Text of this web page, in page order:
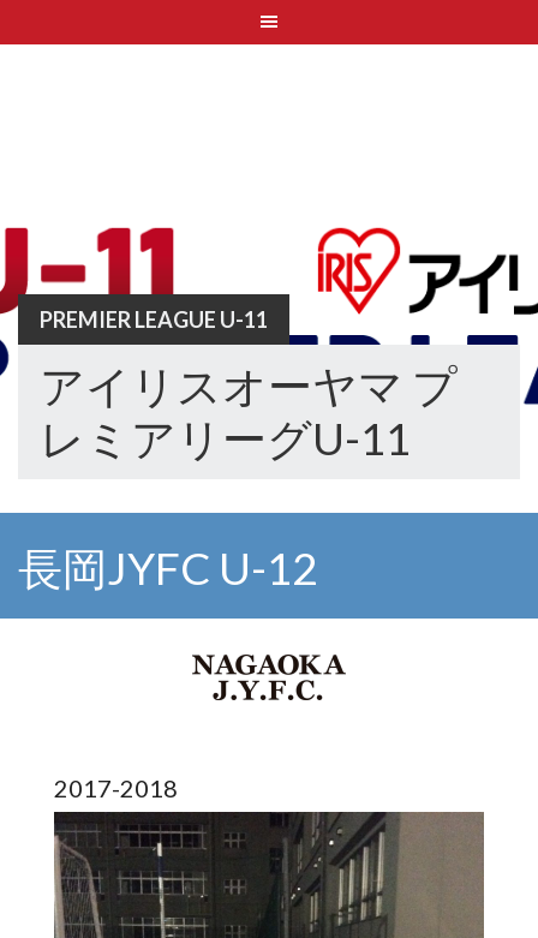
to
PREMIER LEAGUE U-11
アイリスオーヤマ プ
レミアリーグU-11
長岡JYFC U-12
2017-2018